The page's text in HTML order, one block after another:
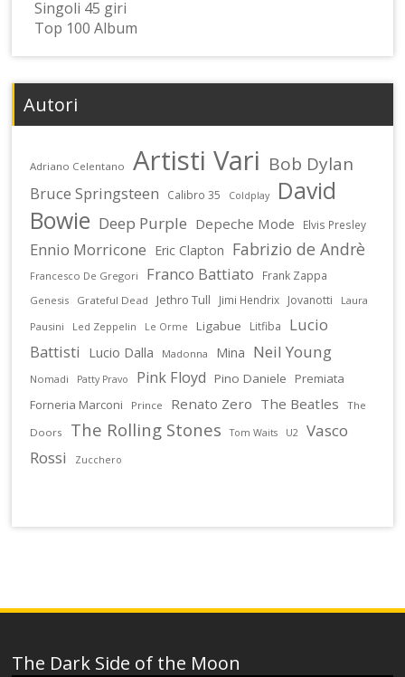
Singoli 45 giri
Top 100 Album
Autori
Adriano Celentano Artisti Vari Bob Dylan
Bruce Springsteen Calibro 35 Coldplay
David
Bowie Deep Purple Depeche Mode Elvis Presley
Ennio Morricone Eric Clapton Fabrizio de Andrè
Francesco De Gregori Franco Battiato Frank Zappa
Genesis Grateful Dead Jethro Tull Jimi Hendrix Jovanotti
Laura
Pausini
Led Zeppelin Le Orme Ligabue Litfiba
Lucio
Battisti
Lucio Dalla Madonna Mina Neil Young
Nomadi Patty Pravo Pink Floyd Pino Daniele
Premiata
Forneria Marconi
Prince Renato Zero The Beatles
The
Doors
The Rolling Stones Tom Waits U2
Vasco
Rossi
Zucchero
The Dark Side of the Moon